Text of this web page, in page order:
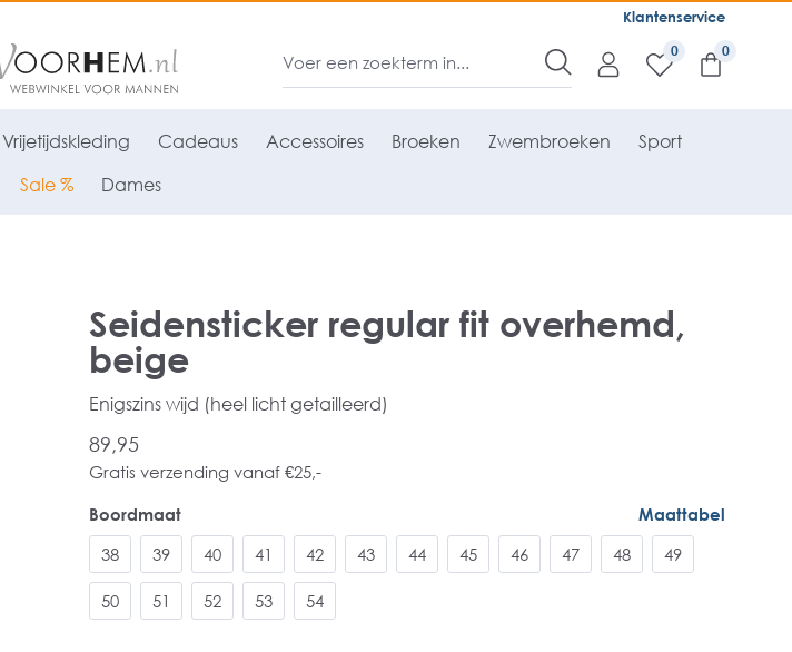
Klantenservice
0
Vrijetijdskleding Cadeaus Accessoires Broeken Zwembroeken Sport
Sale % Dames
Seidensticker regular fit overhemd,
beige
Enigszins wijd (heel licht getailleerd)
89,95
Gratis verzending vanaf €25,-
Boordmaat
Maattabel
38
39 40 41 42 43 44 45 46 47 48 49
50 51 52 53 54